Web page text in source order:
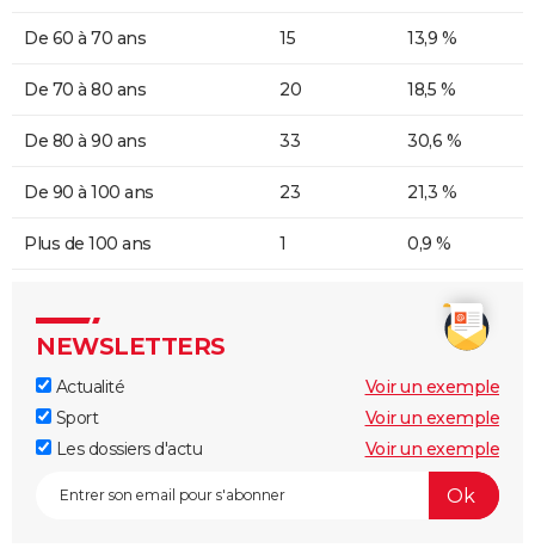
De 60 à 70 ans 15 13,9 %
De 70 à 80 ans 20 18,5 %
De 80 à 90 ans 33 30,6 %
De 90 à 100 ans 23 21,3 %
Plus de 100 ans 1 0,9 %
NEWSLETTERS
Actualité
Voir un exemple
Sport
Voir un exemple
Les dossiers d'actu
Voir un exemple